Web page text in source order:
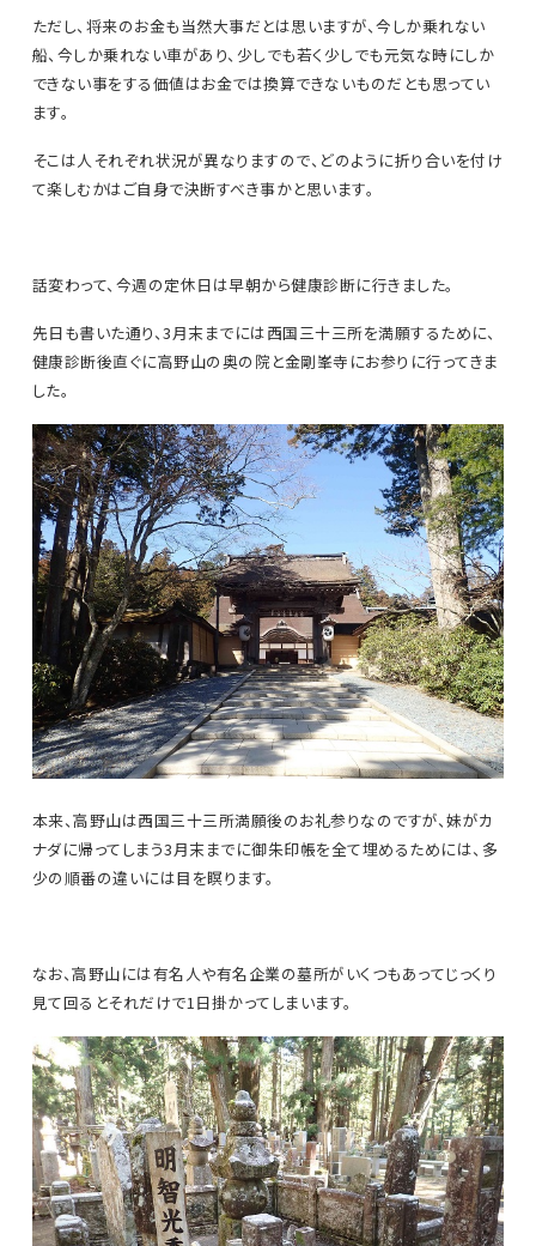
ただし、将来のお金も当然大事だとは思いますが、今しか乗れない
船、今しか乗れない車があり、少しでも若く少しでも元気な時にしか
できない事をする価値はお金では換算できないものだとも思ってい
ます。
そこは人それぞれ状況が異なりますので、どのように折り合いを付け
て楽しむかはご自身で決断すべき事かと思います。
話変わって、今週の定休日は早朝から健康診断に行きました。
先日も書いた通り、3月末までには西国三十三所を満願するために、
健康診断後直ぐに高野山の奥の院と金剛峯寺にお参りに行ってきま
した。
本来、高野山は西国三十三所満願後のお礼参りなのですが、妹がカ
ナダに帰ってしまう3月末までに御朱印帳を全て埋めるためには、多
少の順番の違いには目を瞑ります。
なお、高野山には有名人や有名企業の墓所がいくつもあってじっくり
見て回るとそれだけで1日掛かってしまいます。